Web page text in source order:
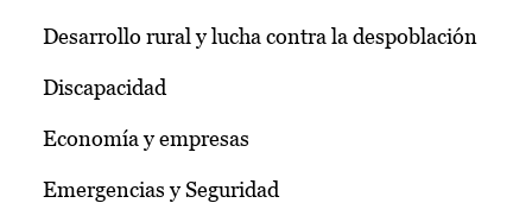
Desarrollo rural y lucha contra la despoblación
Discapacidad
Economía y empresas
Emergencias y Seguridad